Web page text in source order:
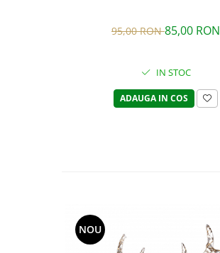
95,00 RON85,00 RON
IN STOC
ADAUGA IN COS
NOU